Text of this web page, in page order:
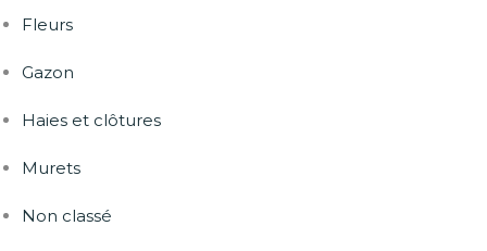
Fleurs
Gazon
Haies et clôtures
Murets
Non classé